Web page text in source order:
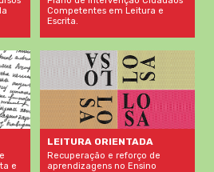
Competentes em Leitura e
Escrita.
e
LEITURA ORIENTADA
Recuperação e reforço de
aprendizagens no Ensino